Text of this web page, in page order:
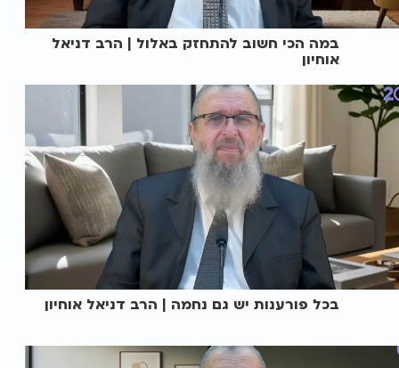
במה הכי חשוב להתחזק באלול | הרב דניאל
אוחיון
בכל פורענות יש גם נחמה | הרב דניאל אוחיון